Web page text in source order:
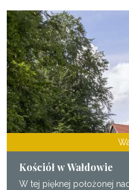
Kościół w Wałdowie
W tej pięknej położonej